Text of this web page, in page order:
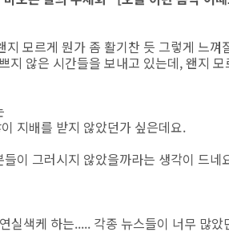
지 모르게 뭔가 좀 활기찬 듯 그렇게 느껴
지 않은 시간들을 보내고 있는데, 왠지
지배를 받지 않았던가 싶은데요.
이 그러시지 않았을까라는 생각이 드네
실색케 하는..... 각종 뉴스들이 너무 많